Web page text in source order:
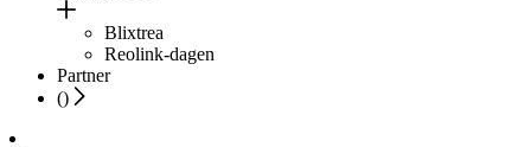
Blixtrea
Reolink-dagen
Partner
()